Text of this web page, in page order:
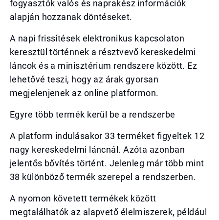
fogyasztók valós és naprakész információk
alapján hozzanak döntéseket.
A napi frissítések elektronikus kapcsolaton
keresztül történnek a résztvevő kereskedelmi
láncok és a minisztérium rendszere között. Ez
lehetővé teszi, hogy az árak gyorsan
megjelenjenek az online platformon.
Egyre több termék kerül be a rendszerbe
A platform indulásakor 33 terméket figyeltek 12
nagy kereskedelmi láncnál. Azóta azonban
jelentős bővítés történt. Jelenleg már több mint
38 különböző termék szerepel a rendszerben.
A nyomon követett termékek között
megtalálhatók az alapvető élelmiszerek, például